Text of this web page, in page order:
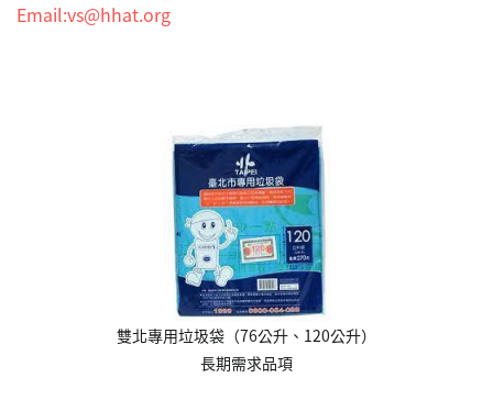
Email:vs@hhat.org
雙北專用垃圾袋（76公升、120公升）
長期需求品項